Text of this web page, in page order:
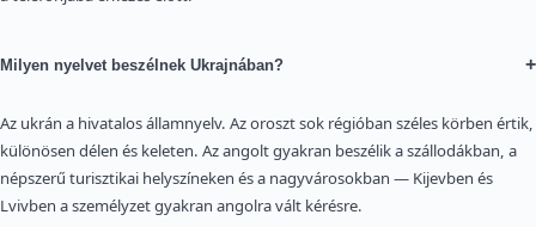
Milyen nyelvet beszélnek Ukrajnában? +
Az ukrán a hivatalos államnyelv. Az oroszt sok régióban széles körben értik,
különösen délen és keleten. Az angolt gyakran beszélik a szállodákban, a
népszerű turisztikai helyszíneken és a nagyvárosokban — Kijevben és
Lvivben a személyzet gyakran angolra vált kérésre.